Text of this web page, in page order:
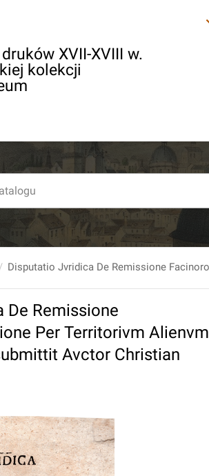
XVII-XVIII w.
kolekcji
De Remissione
Per Territorivm Alienvm
Avctor Christian